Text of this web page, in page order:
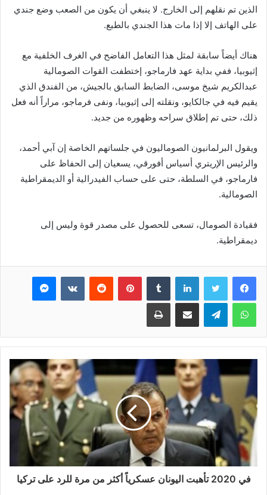
الذين تم نقلهم إلى الخارج. لا ينبغي أن يكون من الصعب وضع جندي
على الهاتف إلا إذا مات هذا الجندي بالطبع.
هناك أيضاً سابقة لمثل هذا التعامل الفاضح في الغرف الخلفية مع
إثيوبيا، ففي بداية عهد فارماجو، إختطفت القوات الصومالية
عبدالكريم شيخ موسى، الضابط السابق بالجيش، من الفندق الذي
يقيم فيه في جالكايو، ونقلته إلى إثيوبيا، ونفى فرماجو، مراراً أنه فعل
ذلك، حتى تم إطلاق سراحه وظهوره من جديد.
ويقول البرلمانيون الصوماليون في جلساتهم الخاصة إن آبي أحمد،
والرئيس الإريتري أسياس أفورقي، يسعيان إلى الحفاظ على
فارماجو، في السلطة، حتى على حساب الفيدرالية أو الديمقراطية
الصومالية.
فقيادة الصومال، تسعى للحصول على مصدر قوة وليس إلى
ديمقراطية.
فيسبوك تويتر لينكدإن بينتيريست ماسنجر
واتساب تيلقرام مشاركة عبر البريد طباعة
في 2020 تأهبت اليونان عسكرياً أكثر من مرة للرد على تركيا